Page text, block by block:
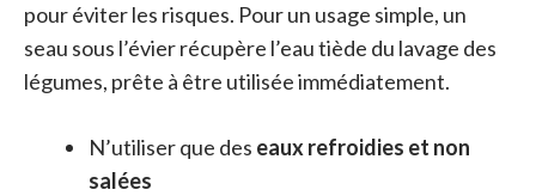
pour éviter les risques. Pour un usage simple, un
seau sous l’évier récupère l’eau tiède du lavage des
légumes, prête à être utilisée immédiatement.
N’utiliser que des eaux refroidies et non
salées